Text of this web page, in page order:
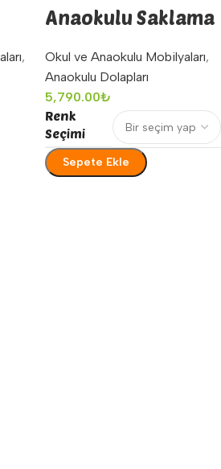
,
Anaokulu Saklama
Okul ve Anaokulu Mobilyaları,
Anaokulu Dolapları
5,790.00₺
Renk
Seçimi
Sepete Ekle